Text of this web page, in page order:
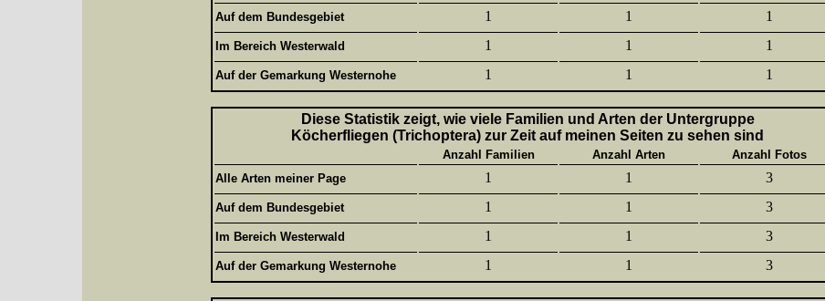
Auf dem Bundesgebiet 1 1 1
Im Bereich Westerwald 1 1 1
Auf der Gemarkung Westernohe 1 1 1
Diese Statistik zeigt, wie viele Familien und Arten der Untergruppe
Köcherfliegen (Trichoptera) zur Zeit auf meinen Seiten zu sehen sind
Anzahl Familien Anzahl Arten
Anzahl Fotos
Alle Arten meiner Page
1 1 3
Auf dem Bundesgebiet 1 1 3
Im Bereich Westerwald 1 1 3
Auf der Gemarkung Westernohe 1 1 3